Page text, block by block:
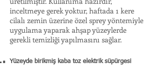
inceltmeye gerek yoktur, haftada 1 kere
cilalı zemin üzerine özel sprey yöntemiyle
uygulama yaparak ahşap yüzeylerde
gerekli temizliği yapılmasını sağlar.
Yüzeyde birikmiş kaba toz elektrik süpürgesi